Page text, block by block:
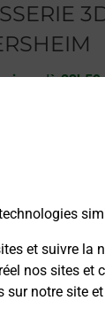
et suivre la
nos sites
sur notre site
-jusqu'à 23h59